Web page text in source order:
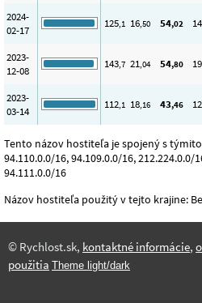
2024-
02-17
125,1 16,50 54,02
2023-
12-08
143,7 21,04 54,80
2023-
03-14
112,1 18,16 43,46
Tento názov hostiteľa je spojený s
94.110.0.0/16, 94.109.0.0/16, 212.224.0.0/
94.111.0.0/16
Názov hostiteľa použitý v tejto krajine:
© Rychlost.sk, kontaktné informácie,
použitia Theme light/dark